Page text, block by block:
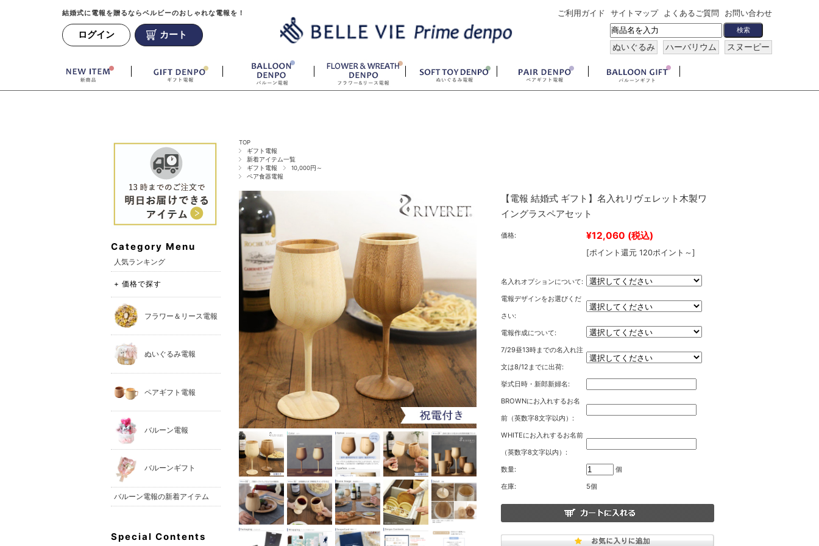
結婚式に電報を贈るならベルビーのおしゃれな電報を！
ログイン カート
ご利用ガイド サイトマップ よくあるご質問 お問い合わせ
ぬいぐるみ ハーバリウム スヌーピー
TOP
ギフト電報
新着アイテム一覧
ギフト電報
10,000円～
ペア食器電報
【電報 結婚式 ギフト】名入れリヴェレット木製ワ
イングラスペアセット
価格: ¥12,060 (税込)
[ポイント還元 120ポイント～]
名入れオプションについて:
電報デザインをお選びくだ
さい:
電報作成について:
7/29昼13時までの名入れ注
文は8/12までに出荷:
挙式日時・新郎新婦名:
BROWNにお入れするお名
前（英数字8文字以内）:
WHITEにお入れするお名前
（英数字8文字以内）:
数量:
個
在庫:
5個
Category Menu
人気ランキング
+ 価格で探す
フラワー＆リース電報
ぬいぐるみ電報
ペアギフト電報
バルーン電報
バルーンギフト
バルーン電報の新着アイテム
Special Contents